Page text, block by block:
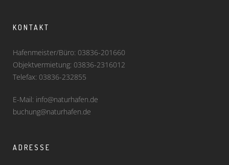
KONTAKT
Hafenmeister/Büro: 03836-201660
Objektvermietung: 03836-2316012
Telefax: 03836-232855
E-Mail: info@naturhafen.de
buchung@naturhafen.de
ADRESSE